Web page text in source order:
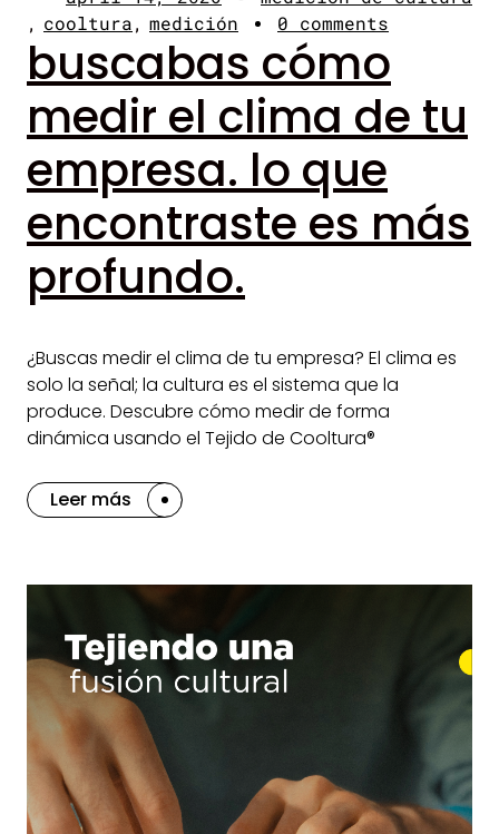
cooltura
medición 0 comments
buscabas cómo
medir el clima de tu
empresa. lo que
encontraste es más
profundo.
¿Buscas medir el clima de tu empresa? El clima es
solo la señal; la cultura es el sistema que la
produce. Descubre cómo medir de forma
dinámica usando el Tejido de Cooltura®
Leer más